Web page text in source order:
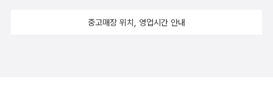
중고매장 위치, 영업시간 안내